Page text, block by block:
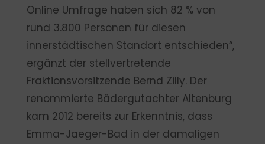
Online Umfrage haben sich 82 % von
rund 3.800 Personen für diesen
innerstädtischen Standort entschieden“,
ergänzt der stellvertretende
Fraktionsvorsitzende Bernd Zilly. Der
renommierte Bädergutachter Altenburg
kam 2012 bereits zur Erkenntnis, dass
Emma-Jaeger-Bad in der damaligen